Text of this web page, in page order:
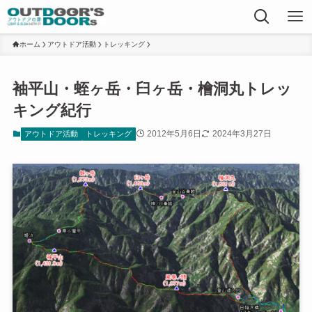
ホーム アウトドア活動 トレッキング
袖平山・蛭ヶ岳・臼ヶ岳・檜洞丸トレッ
キング紀行
アウトドア活動 トレッキング 2012年5月6日 2024年3月27日